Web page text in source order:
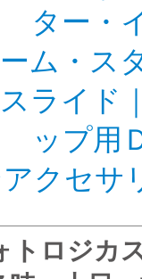
ター・
ム・ス
ライド
ップ用
クセサ
トロジ